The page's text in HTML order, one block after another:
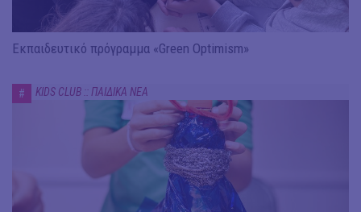
Εκπαιδευτικό πρόγραμμα «Green Optimism»
# KIDS CLUB :: ΠΑΙΔΙΚΑ ΝΕΑ